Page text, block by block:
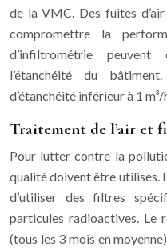
de la VMC. Des fuites
compromettre la
d’infiltrométrie
l’étanchéité du
d’étanchéité inférieur à 1 m³/
Traitement de l’air et
Pour lutter contre la
qualité doivent être utilisés.
d’utiliser des filtres
particules radioactives. Le
(tous les 3 mois en